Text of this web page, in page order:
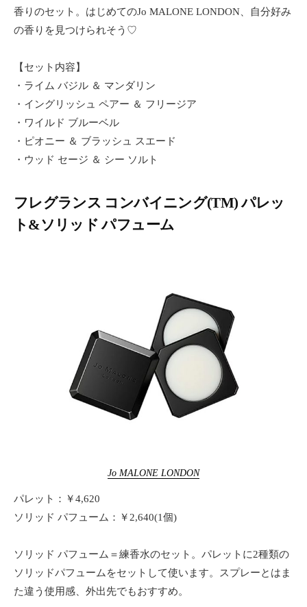
香りのセット。はじめてのJo MALONE LONDON、自分好み
の香りを見つけられそう♡
【セット内容】
・ライム バジル ＆ マンダリン
・イングリッシュ ペアー ＆ フリージア
・ワイルド ブルーベル
・ピオニー ＆ ブラッシュ スエード
・ウッド セージ ＆ シー ソルト
フレグランス コンバイニング(TM) パレッ
ト&ソリッド パフューム
Jo MALONE LONDON
パレット：￥4,620
ソリッド パフューム：￥2,640(1個)
ソリッド パフューム＝練香水のセット。パレットに2種類の
ソリッドパフュームをセットして使います。スプレーとはま
た違う使用感、外出先でもおすすめ。